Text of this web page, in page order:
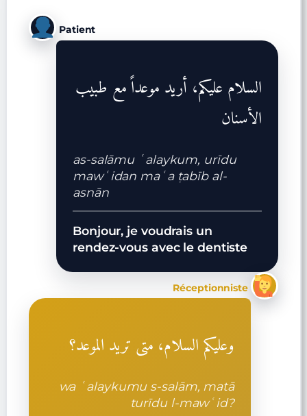
Patient
السلام عليكم، أريد موعداً مع طبيب
الأسنان
as-salāmu ʿalaykum, urīdu
mawʿidan maʿa ṭabīb al-
asnān
Bonjour, je voudrais un
rendez-vous avec le dentiste
Réceptionniste
وعليكم السلام، متى تريد الموعد؟
wa ʿalaykumu s-salām, matā
turīdu l-mawʿid?